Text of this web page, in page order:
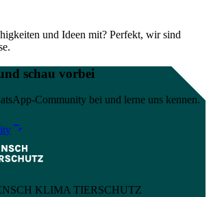
und Ideen mit? Perfekt, wir sind
schau vorbei
Community bei und lerne uns kennen.
KLIMA TIERSCHUTZ